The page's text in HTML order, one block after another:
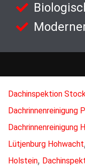
Dachinspektion
Dachrinnenreinigung
Dachrinnenreinigung
Lütjenburg Hohwacht,
Holstein,